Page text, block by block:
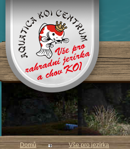
Domů Vše pro jezírka